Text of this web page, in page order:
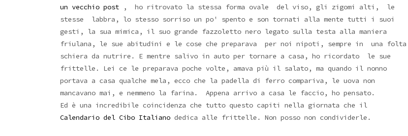
un vecchio post , ho ritrovato la stessa forma ovale del viso, gli zigomi alti, le
stesse labbra, lo stesso sorriso un po' spento e son tornati alla mente tutti i suoi
gesti, la sua mimica, il suo grande fazzoletto nero legato sulla testa alla maniera
friulana, le sue abitudini e le cose che preparava per noi nipoti, sempre in una folta
schiera da nutrire. E mentre salivo in auto per tornare a casa, ho ricordato le sue
frittelle. Lei ce le preparava poche volte, amava più il salato, ma quando il nonno
portava a casa qualche mela, ecco che la padella di ferro compariva, le uova non
mancavano mai, e nemmeno la farina. Appena arrivo a casa le faccio, ho pensato.
Ed è una incredibile coincidenza che tutto questo capiti nella giornata che il
Calendario del Cibo Italiano dedica alle frittelle. Non posso non condividerle.